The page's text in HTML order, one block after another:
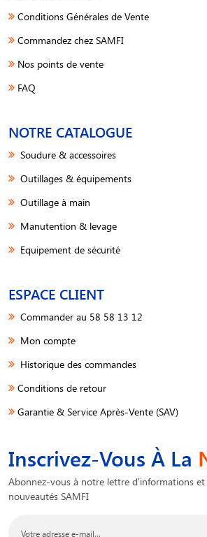
Conditions Générales de Vente
Commandez chez SAMFI
Nos points de vente
FAQ
NOTRE CATALOGUE
Soudure & accessoires
Outillages & équipements
Outillage à main
Manutention & levage
Equipement de sécurité
ESPACE CLIENT
Commander au 58 58 13 12
Mon compte
Historique des commandes
Conditions de retour
Garantie & Service Après-Vente (SAV)
Inscrivez-Vous À La
Abonnez-vous à notre lettre d'informations et
nouveautés SAMFI